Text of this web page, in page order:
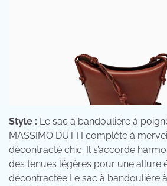
Style : Le sac à bandoulière à
MASSIMO DUTTI complète à
décontracté chic. Il s’accorde
des tenues légères pour une allure
décontractée.Le sac à bandoulière